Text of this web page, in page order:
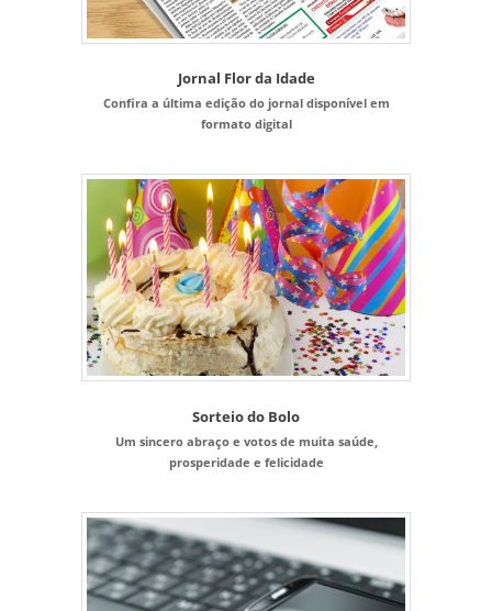
Jornal Flor da Idade
Confira a última edição do jornal disponível em
formato digital
Sorteio do Bolo
Um sincero abraço e votos de muita saúde,
prosperidade e felicidade